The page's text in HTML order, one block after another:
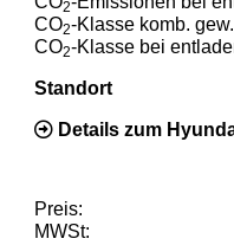
2
CO2-Klasse komb. gew.
CO2-Klasse bei
Standort
Details zum
Preis:
MWSt: